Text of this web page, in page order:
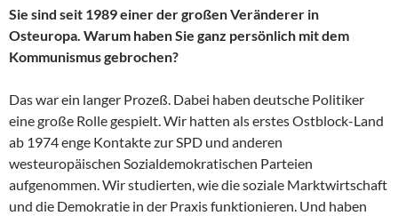
Sie sind seit 1989 einer der großen Veränderer in
Osteuropa. Warum haben Sie ganz persönlich mit dem
Kommunismus gebrochen?
Das war ein langer Prozeß. Dabei haben deutsche Politiker
eine große Rolle gespielt. Wir hatten als erstes Ostblock-Land
ab 1974 enge Kontakte zur SPD und anderen
westeuropäischen Sozialdemokratischen Parteien
aufgenommen. Wir studierten, wie die soziale Marktwirtschaft
und die Demokratie in der Praxis funktionieren. Und haben